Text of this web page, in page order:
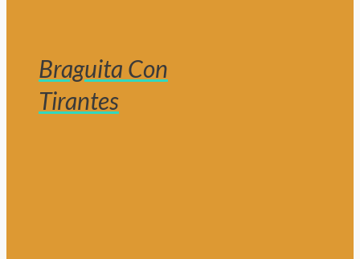
Braguita Con
Tirantes